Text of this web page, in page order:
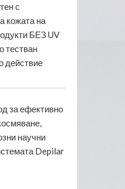
с
кожата на
БЕЗ UV
тестван
действие
за ефективно
научни
Depilar